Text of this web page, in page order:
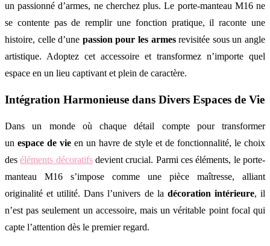
un passionné d’armes, ne cherchez plus. Le porte-manteau M16 ne
se contente pas de remplir une fonction pratique, il raconte une
histoire, celle d’une passion pour les armesrevisitée sous un angle
artistique. Adoptez cet accessoire et transformez n’importe quel
espace en un lieu captivant et plein de caractère.
Intégration Harmonieuse dans Divers Espaces de Vie
Dans un monde où chaque détail compte pour transformer
un espace de vie en un havre de style et de fonctionnalité, le choix
deséléments décoratifsdevient crucial. Parmi ces éléments, le porte-
manteau M16 s’impose comme une pièce maîtresse, alliant
originalité et utilité. Dans l’univers de la décoration intérieure, il
n’est pas seulement un accessoire, mais un véritable point focal qui
capte l’attention dès le premier regard.